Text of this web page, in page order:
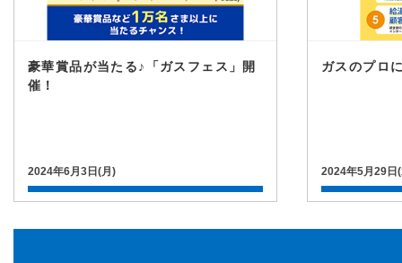
豪華賞品が当たる♪「ガスフェス」開
催！
2024年6月3日(月)
ガスのプロ
2024年5月29日